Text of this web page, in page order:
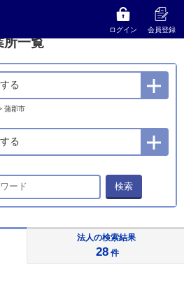
ログイン 会員登録
蒲郡市の事業所一覧
所一覧
る
蒲郡市
る
検索
法人の検索結果
28 件